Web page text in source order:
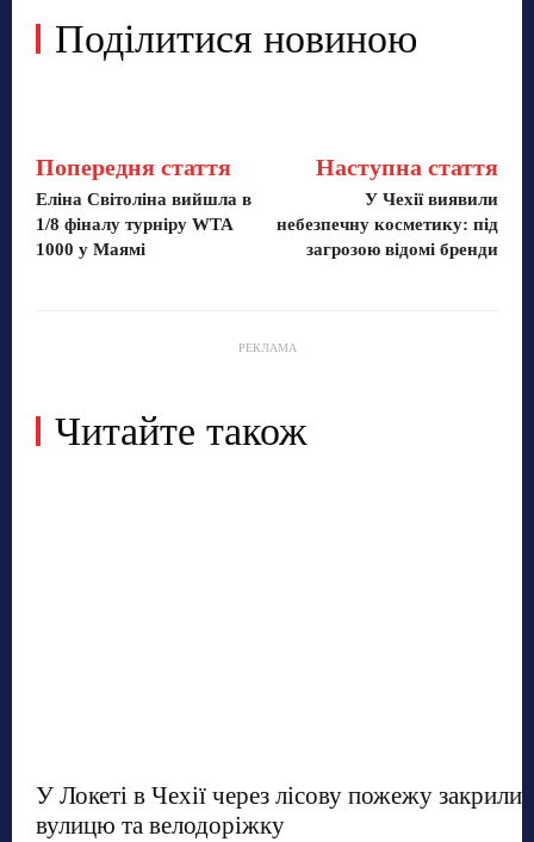
Поділитися новиною
Попередня стаття
Еліна Світоліна вийшла в
1/8 фіналу турніру WTA
1000 у Маямі
Наступна стаття
У Чехії виявили
небезпечну косметику: під
загрозою відомі бренди
РЕКЛАМА
Читайте також
У Локеті в Чехії через лісову пожежу закрили
вулицю та велодоріжку